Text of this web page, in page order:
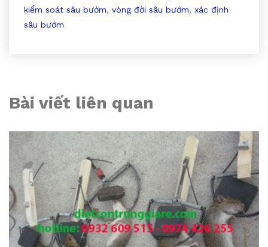
kiểm soát sâu bướm, vòng đời sâu bướm, xác định
sâu bướm
Bài viết liên quan